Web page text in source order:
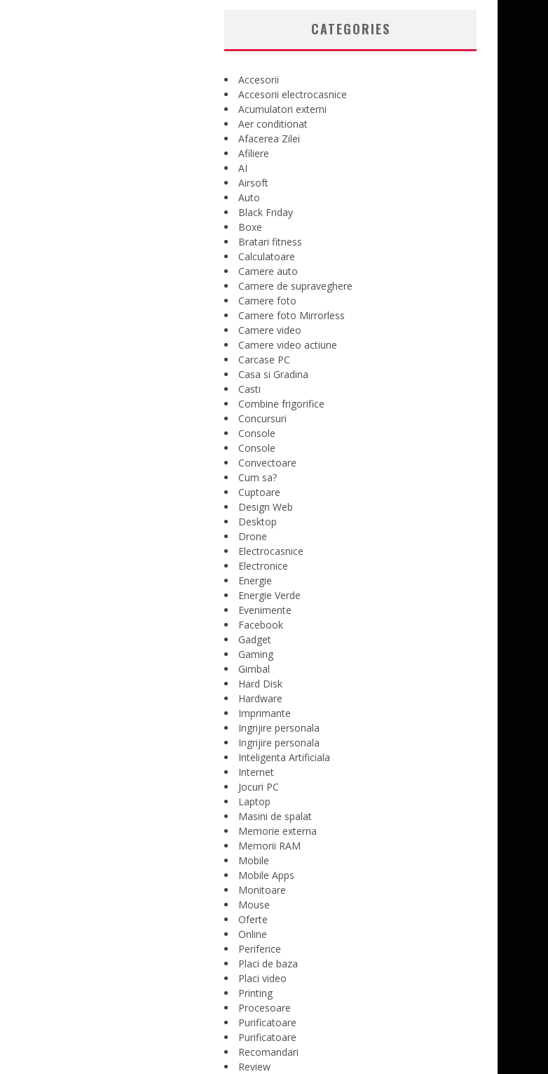
CATEGORIES
Accesorii
Accesorii electrocasnice
Acumulatori externi
Aer conditionat
Afacerea Zilei
Afiliere
AI
Airsoft
Auto
Black Friday
Boxe
Bratari fitness
Calculatoare
Camere auto
Camere de supraveghere
Camere foto
Camere foto Mirrorless
Camere video
Camere video actiune
Carcase PC
Casa si Gradina
Casti
Combine frigorifice
Concursuri
Console
Console
Convectoare
Cum sa?
Cuptoare
Design Web
Desktop
Drone
Electrocasnice
Electronice
Energie
Energie Verde
Evenimente
Facebook
Gadget
Gaming
Gimbal
Hard Disk
Hardware
Imprimante
Ingrijire personala
Ingrijire personala
Inteligenta Artificiala
Internet
Jocuri PC
Laptop
Masini de spalat
Memorie externa
Memorii RAM
Mobile
Mobile Apps
Monitoare
Mouse
Oferte
Online
Periferice
Placi de baza
Placi video
Printing
Procesoare
Purificatoare
Purificatoare
Recomandari
Review